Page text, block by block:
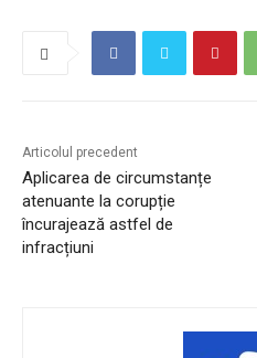
Articolul precedent
Aplicarea de circumstanțe
atenuante la corupție
încurajează astfel de
infracțiuni